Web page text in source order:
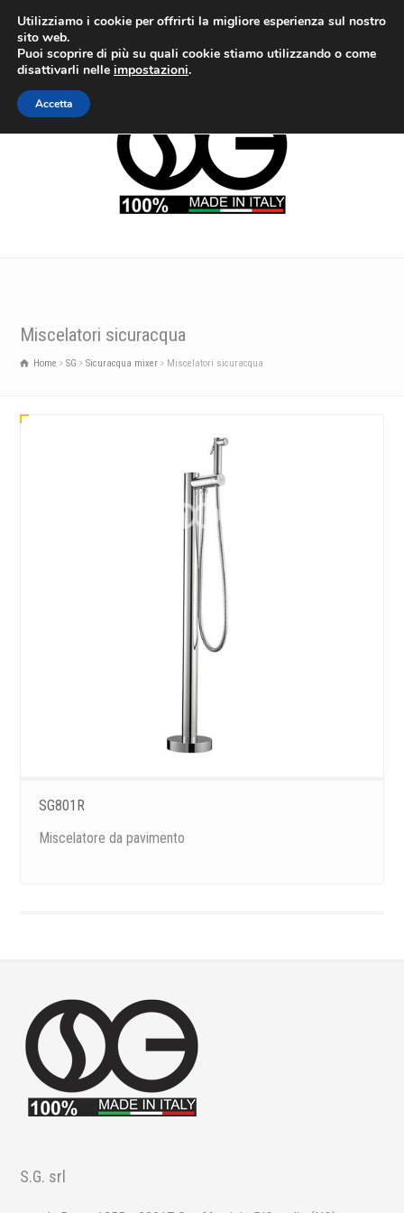
Miscelatori sicuracqua
Home SG Sicuracqua mixer Miscelatori sicuracqua
SG801R
Miscelatore da pavimento
S.G. srl
Utilizziamo i cookie per offrirti la migliore esperienza sul nostro
sito web.
Puoi scoprire di più su quali cookie stiamo utilizzando o come
disattivarli nelle impostazioni.
Accetta